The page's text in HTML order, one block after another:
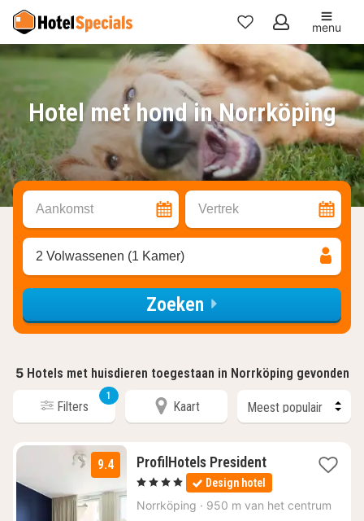
Mijn
favorieten
menu
Hotel met hond in Norrköping
Aankomst Vertrek
2 Volwassenen (1 Kamer)
Zoeken
5 Hotels met huisdieren toegestaan in Norrköping gevonden
Filters
1
Kaart
9.4 ProfilHotels President1
nacht
vanaf
€
, 4 Sterren Design hotel
Norrköping · 950 m van het centrum